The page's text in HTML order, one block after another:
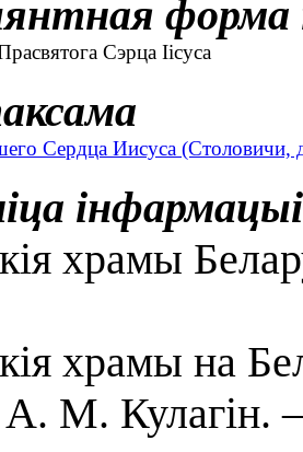
форма
Сэрца Іісуса
Сердца Иисуса (Столовичи,
інфармацыі
храмы
храмы на
А. М.